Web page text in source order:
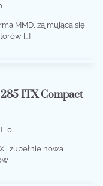
MMD, zajmująca się
[…]
ITX Compact
0
i zupełnie nowa